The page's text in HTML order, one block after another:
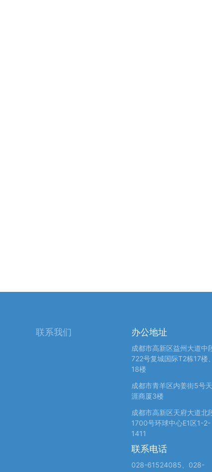
联系我们 办公地址
成都市高新区益州大道中
722号复城国际T2栋17楼、
18楼
成都市青羊区内姜街5号天
涯商厦3楼
成都市高新区天府大道北
1700号环球中心E1区1-2-
1411
联系电话
028-61524085、028-